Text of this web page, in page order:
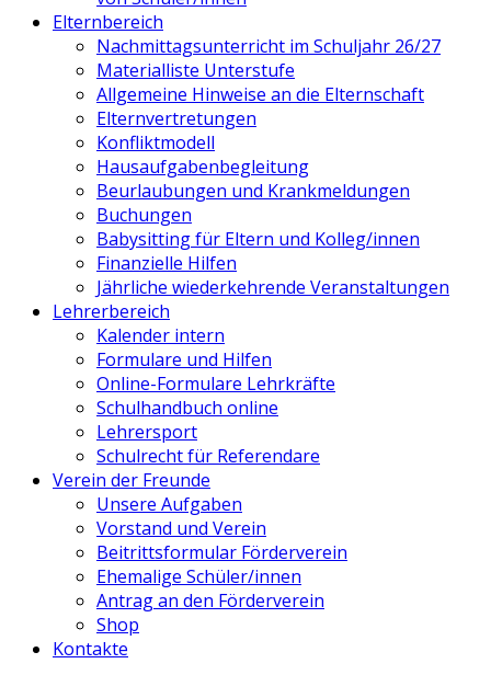
Elternbereich
Nachmittagsunterricht im Schuljahr 26/27
Materialliste Unterstufe
Allgemeine Hinweise an die Elternschaft
Elternvertretungen
Konfliktmodell
Hausaufgabenbegleitung
Beurlaubungen und Krankmeldungen
Buchungen
Babysitting für Eltern und Kolleg/innen
Finanzielle Hilfen
Jährliche wiederkehrende Veranstaltungen
Lehrerbereich
Kalender intern
Formulare und Hilfen
Online-Formulare Lehrkräfte
Schulhandbuch online
Lehrersport
Schulrecht für Referendare
Verein der Freunde
Unsere Aufgaben
Vorstand und Verein
Beitrittsformular Förderverein
Ehemalige Schüler/innen
Antrag an den Förderverein
Shop
Kontakte